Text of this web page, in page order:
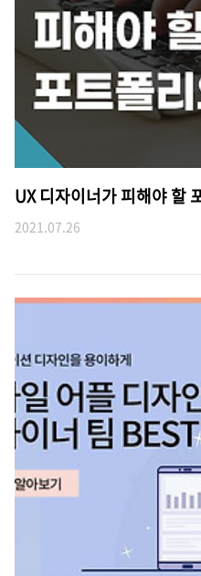
UX 디자이너가 피해야 할
2021.07.26